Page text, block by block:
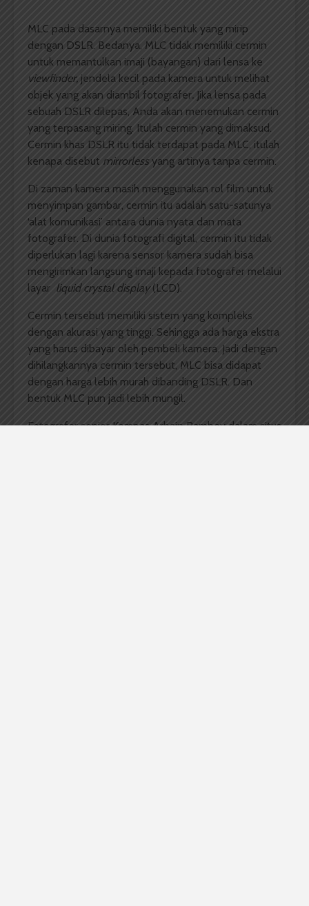
MLC pada dasarnya memiliki bentuk yang mirip
dengan DSLR. Bedanya, MLC tidak memiliki cermin
untuk memantulkan imaji (bayangan) dari lensa ke
viewfinder, jendela kecil pada kamera untuk melihat
objek yang akan diambil fotografer. Jika lensa pada
sebuah DSLR dilepas, Anda akan menemukan cermin
yang terpasang miring. Itulah cermin yang dimaksud.
Cermin khas DSLR itu tidak terdapat pada MLC, itulah
kenapa disebut mirrorless yang artinya tanpa cermin.
Di zaman kamera masih menggunakan rol film untuk
menyimpan gambar, cermin itu adalah satu-satunya
‘alat komunikasi’ antara dunia nyata dan mata
fotografer. Di dunia fotografi digital, cermin itu tidak
diperlukan lagi karena sensor kamera sudah bisa
mengirimkan langsung imaji kepada fotografer melalui
layar liquid crystal display(LCD).
Cermin tersebut memiliki sistem yang kompleks
dengan akurasi yang tinggi. Sehingga ada harga ekstra
yang harus dibayar oleh pembeli kamera. Jadi dengan
dihilangkannya cermin tersebut, MLC bisa didapat
dengan harga lebih murah dibanding DSLR. Dan
bentuk MLC pun jadi lebih mungil.
Fotografer senior Kompas Arbain Rambey dalam situs